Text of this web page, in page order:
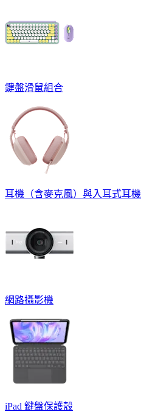
鍵盤滑鼠組合
耳機（含麥克風）與入耳式耳機
網路攝影機
iPad 鍵盤保護殼